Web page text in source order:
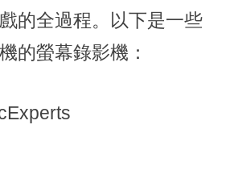
的全過程。以下是一些
的螢幕錄影機：